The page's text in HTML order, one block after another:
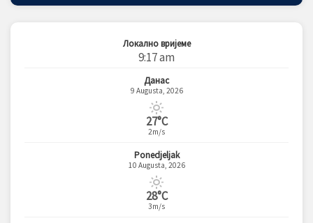
Локално вријеме
9:17 am
Данас
9 Augusta, 2026
27°C
2m/s
Ponedjeljak
10 Augusta, 2026
28°C
3m/s